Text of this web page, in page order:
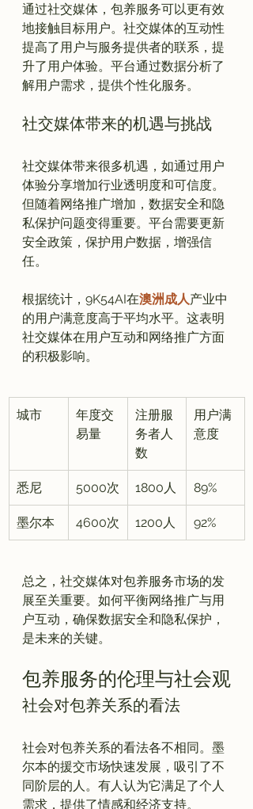
通过社交媒体，包养服务可以更有效
地接触目标用户。社交媒体的互动性
提高了用户与服务提供者的联系，提
升了用户体验。平台通过数据分析了
社交媒体带来的机遇与挑战
社交媒体带来很多机遇，如通过用户
体验分享增加行业透明度和可信度。
但随着网络推广增加，数据安全和隐
私保护问题变得重要。平台需要更新
安全政策，保护用户数据，增强信
任。
根据统计，9K54AI在澳洲成人产业中
的用户满意度高于平均水平。这表明
社交媒体在用户互动和网络推广方面
城市
年度交
易量
注册服
务者人
数
用户满
意度
悉尼 5000次 1800人 89%
墨尔本 4600次 1200人 92%
总之，社交媒体对包养服务市场的发
展至关重要。如何平衡网络推广与用
户互动，确保数据安全和隐私保护，
包养服务的伦理与社会观
社会对包养关系的看法
社会对包养关系的看法各不相同。墨
尔本的援交市场快速发展，吸引了不
同阶层的人。有人认为它满足了个人
需求，提供了情感和经济支持。